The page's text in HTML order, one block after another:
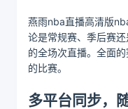
燕雨nba直播高清版
论是常规赛、季后赛
的全场次直播。全面
的比赛。
多平台同步，